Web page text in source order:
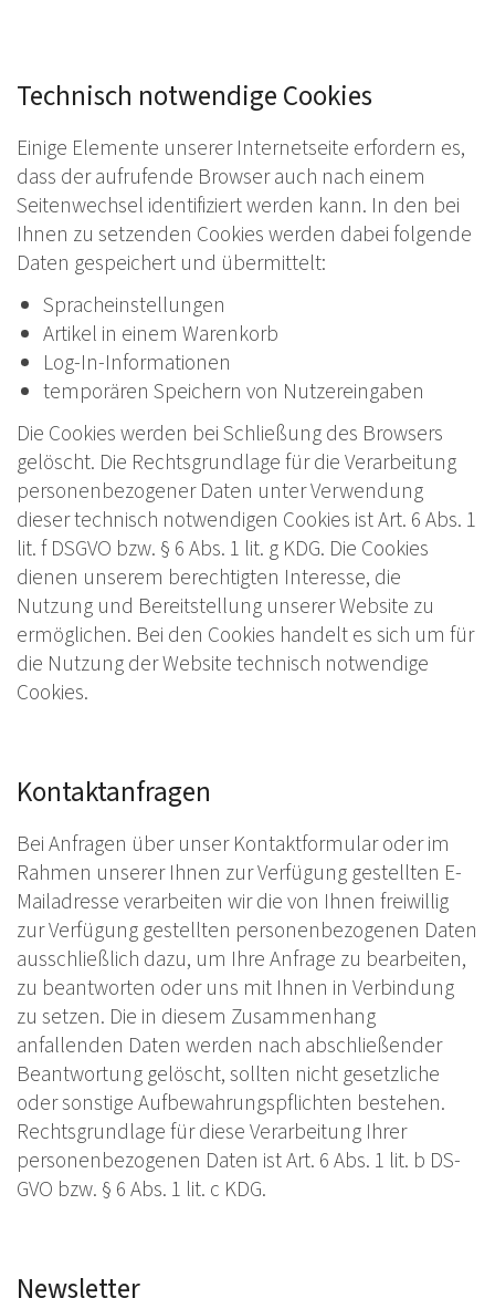
Technisch notwendige Cookies
Einige Elemente unserer Internetseite erfordern es,
dass der aufrufende Browser auch nach einem
Seitenwechsel identifiziert werden kann. In den bei
Ihnen zu setzenden Cookies werden dabei folgende
Daten gespeichert und übermittelt:
Spracheinstellungen
Artikel in einem Warenkorb
Log-In-Informationen
temporären Speichern von Nutzereingaben
Die Cookies werden bei Schließung des Browsers
gelöscht. Die Rechtsgrundlage für die Verarbeitung
personenbezogener Daten unter Verwendung
dieser technisch notwendigen Cookies ist Art. 6 Abs. 1
lit. f DSGVO bzw. § 6 Abs. 1 lit. g KDG. Die Cookies
dienen unserem berechtigten Interesse, die
Nutzung und Bereitstellung unserer Website zu
ermöglichen. Bei den Cookies handelt es sich um für
die Nutzung der Website technisch notwendige
Cookies.
Kontaktanfragen
Bei Anfragen über unser Kontaktformular oder im
Rahmen unserer Ihnen zur Verfügung gestellten E-
Mailadresse verarbeiten wir die von Ihnen freiwillig
zur Verfügung gestellten personenbezogenen Daten
ausschließlich dazu, um Ihre Anfrage zu bearbeiten,
zu beantworten oder uns mit Ihnen in Verbindung
zu setzen. Die in diesem Zusammenhang
anfallenden Daten werden nach abschließender
Beantwortung gelöscht, sollten nicht gesetzliche
oder sonstige Aufbewahrungspflichten bestehen.
Rechtsgrundlage für diese Verarbeitung Ihrer
personenbezogenen Daten ist Art. 6 Abs. 1 lit. b DS-
GVO bzw. § 6 Abs. 1 lit. c KDG.
Newsletter